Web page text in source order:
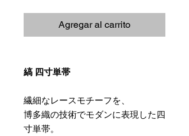
Agregar al carrito
縞 四寸単帯
繊細なレースモチーフを、
博多織の技術でモダンに表現した四
寸単帯。